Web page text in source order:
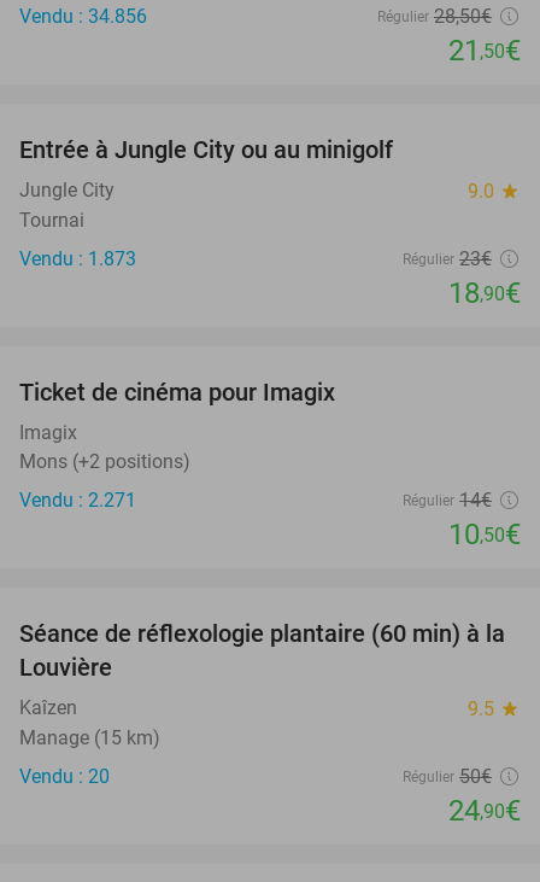
Vendu : 34.856
Régulier 28,50€
21 ,50€
Entrée à Jungle City ou au minigolf
Jungle City 9.0 star
Tournai
Vendu : 1.873
Régulier 23€
18,90€
Ticket de cinéma pour Imagix
Imagix
Mons (+2 positions)
Vendu : 2.271
Régulier 14€
10,50€
50%
Séance de réflexologie plantaire (60 min) à la
Louvière
Kaîzen 9.5 star
Manage (15 km)
Vendu : 20
Régulier 50€
24,90€